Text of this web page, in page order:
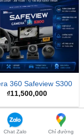
360 Safeview S300
₫11,500,000
Chat Zalo Chỉ đường